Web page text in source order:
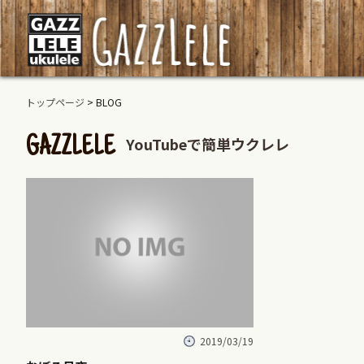
トップページ > BLOG
GAZZLELE YouTubeで簡単ウクレレ
2019/03/19